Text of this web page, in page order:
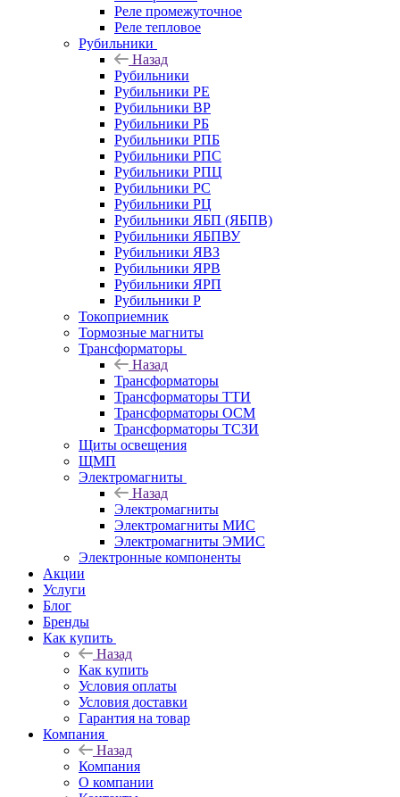
Реле промежуточное
Реле тепловое
Рубильники
Назад
Рубильники
Рубильники РЕ
Рубильники ВР
Рубильники РБ
Рубильники РПБ
Рубильники РПС
Рубильники РПЦ
Рубильники РС
Рубильники РЦ
Рубильники ЯБП (ЯБПВ)
Рубильники ЯБПВУ
Рубильники ЯВЗ
Рубильники ЯРВ
Рубильники ЯРП
Рубильники Р
Токоприемник
Тормозные магниты
Трансформаторы
Назад
Трансформаторы
Трансформаторы ТТИ
Трансформаторы ОСМ
Трансформаторы ТСЗИ
Щиты освещения
ЩМП
Электромагниты
Назад
Электромагниты
Электромагниты МИС
Электромагниты ЭМИС
Электронные компоненты
Акции
Услуги
Блог
Бренды
Как купить
Назад
Как купить
Условия оплаты
Условия доставки
Гарантия на товар
Компания
Назад
Компания
О компании